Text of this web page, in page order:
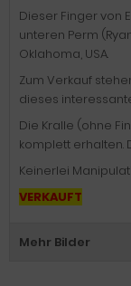
Dieser Finger von
unteren Perm
Oklahoma, USA.
Zum Verkauf
dieses
Die Kralle (ohne
komplett erhalten.
Keinerlei
VERKAUFT
Mehr Bilder